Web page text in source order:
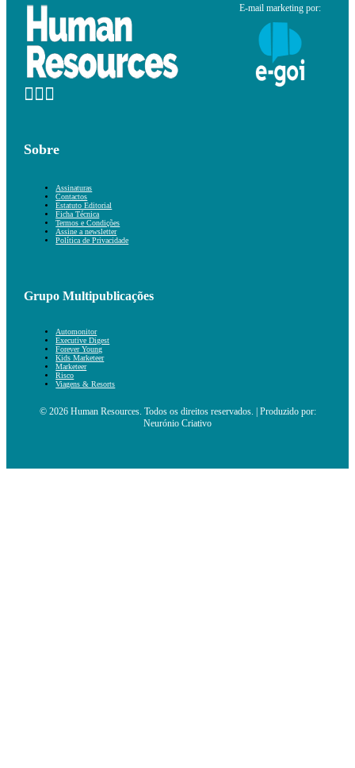
E-mail marketing por:
Sobre
Assinaturas
Contactos
Estatuto Editorial
Ficha Técnica
Termos e Condições
Assine a newsletter
Política de Privacidade
Grupo Multipublicações
Automonitor
Executive Digest
Forever Young
Kids Marketeer
Marketeer
Risco
Viagens & Resorts
© 2026 Human Resources. Todos os direitos reservados. | Produzido por:
Neurónio Criativo